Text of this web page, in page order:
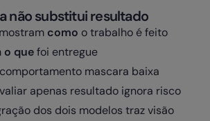
não substitui resultado
como o trabalho é feito
o quefoi entregue
mascara baixa
apenas resultado ignora risco
dos dois modelos traz visão